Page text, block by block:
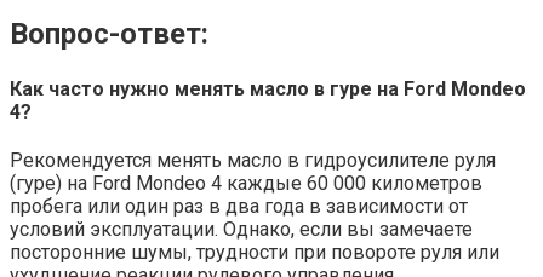
Вопрос-ответ:
Как часто нужно менять масло в гуре на Ford Mondeo
4?
Рекомендуется менять масло в гидроусилителе руля
(гуре) на Ford Mondeo 4 каждые 60 000 километров
пробега или один раз в два года в зависимости от
условий эксплуатации. Однако, если вы замечаете
посторонние шумы, трудности при повороте руля или